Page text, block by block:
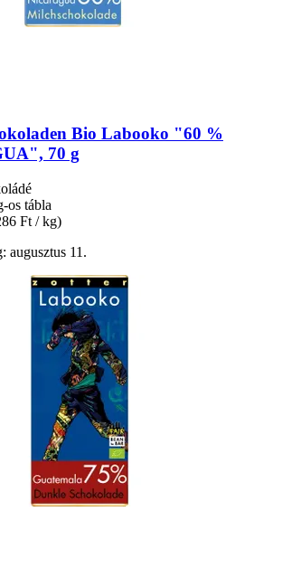
Bio Labooko "60 %
70 g
os tábla
Ft / kg)
augusztus 11.